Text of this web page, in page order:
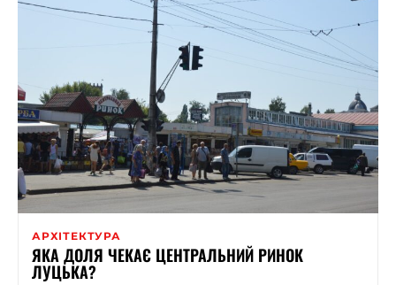
АРХІТЕКТУРА
ЯКА ДОЛЯ ЧЕКАЄ ЦЕНТРАЛЬНИЙ РИНОК
ЛУЦЬКА?